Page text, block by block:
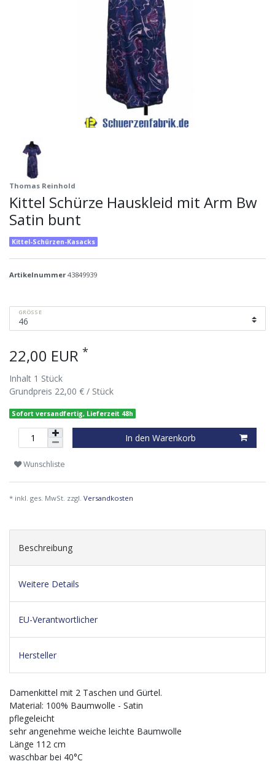
Thomas Reinhold
Kittel Schürze Hauskleid mit Arm Bw
Satin bunt
Kittel-Schürzen-Kasacks
Artikelnummer 43849939
GRÖSSE
22,00 EUR *
Inhalt 1 Stück
Grundpreis 22,00 € / Stück
Sofort versandfertig, Lieferzeit 48h
In den Warenkorb
Wunschliste
* inkl. ges. MwSt. zzgl. Versandkosten
Beschreibung
Weitere Details
EU-Verantwortlicher
Hersteller
Damenkittel mit 2 Taschen und Gürtel.
Material: 100% Baumwolle - Satin
pflegeleicht
sehr angenehme weiche leichte Baumwolle
Länge 112 cm
waschbar bei 40°C